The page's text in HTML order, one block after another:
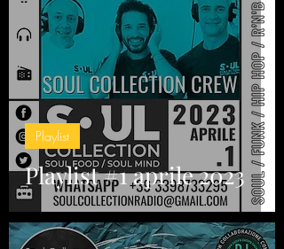
Playlist #1 aprile 2023
Playlist